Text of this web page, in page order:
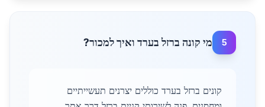
5 מי קונה ברזל בערד ואיך למכור?
קונים ברזל בערד כוללים יצרנים תעשייתיים